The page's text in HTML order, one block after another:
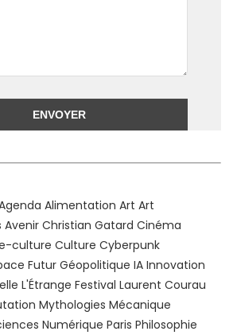
Alimentation Art Art
Avenir Christian Gatard Cinéma
culture Culture Cyberpunk
Futur Géopolitique IA Innovation
L'Étrange Festival Laurent Courau
Mythologies Mécanique
Numérique Paris Philosophie